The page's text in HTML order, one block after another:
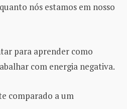
nós estamos em nosso
para aprender como
com energia negativa.
comparado a um